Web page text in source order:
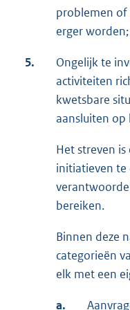
problemen
erger worden;
5.
Ongelijk te
activiteiten
kwetsbare
aansluiten
Het streven
initiatieven te
bereiken.
Binnen deze
categorieën
elk met een
a.